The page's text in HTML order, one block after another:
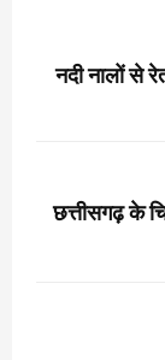
नदी नालों से
छत्तीसगढ़ के